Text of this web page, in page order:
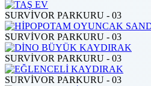
SURVİVOR PARKURU - 03
SURVİVOR PARKURU - 03
SURVİVOR PARKURU - 03
SURVİVOR PARKURU - 03